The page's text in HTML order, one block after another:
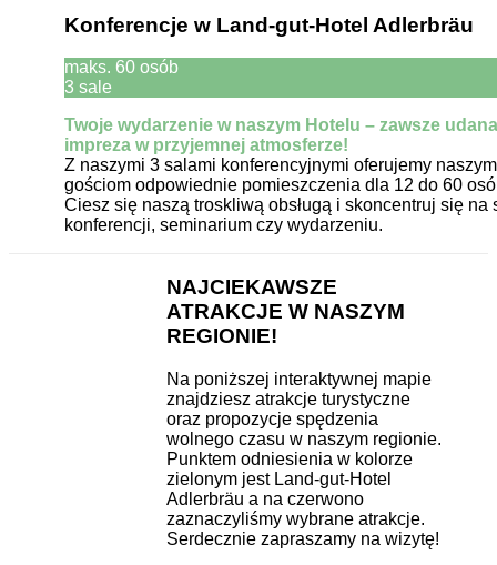
Konferencje w Land-gut-Hotel Adlerbräu
maks. 60 osób
3 sale
Twoje wydarzenie w naszym Hotelu – zawsze udana
impreza w przyjemnej atmosferze!
Z naszymi 3 salami konferencyjnymi oferujemy naszym
gościom odpowiednie pomieszczenia dla 12 do 60
Ciesz się naszą troskliwą obsługą i skoncentruj się na
konferencji, seminarium czy wydarzeniu.
NAJCIEKAWSZE
ATRAKCJE W NASZYM
REGIONIE!
Na poniższej interaktywnej mapie
znajdziesz atrakcje turystyczne
oraz propozycje spędzenia
wolnego czasu w naszym regionie.
Punktem odniesienia w kolorze
zielonym jest Land-gut-Hotel
Adlerbräu a na czerwono
zaznaczyliśmy wybrane atrakcje.
Serdecznie zapraszamy na wizytę!